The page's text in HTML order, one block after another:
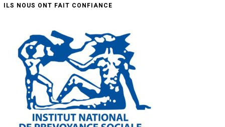
ILS NOUS ONT FAIT CONFIANCE